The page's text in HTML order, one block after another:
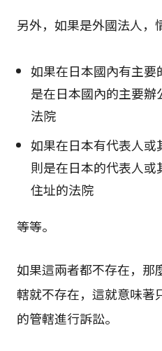
另外，如果是外國法人，
如果在日本國內有主
是在日本國內的主要
法院
如果在日本有代表人
則是在日本的代表人
住址的法院
等等。
如果這兩者都不存在，那
轄就不存在，這就意味著
的管轄進行訴訟。